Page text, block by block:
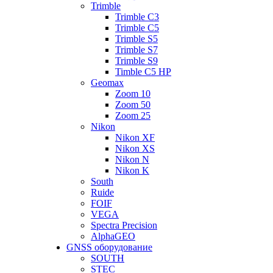
Trimble
Trimble C3
Trimble C5
Trimble S5
Trimble S7
Trimble S9
Timble C5 HP
Geomax
Zoom 10
Zoom 50
Zoom 25
Nikon
Nikon XF
Nikon XS
Nikon N
Nikon K
South
Ruide
FOIF
VEGA
Spectra Precision
AlphaGEO
GNSS оборудование
SOUTH
STEC